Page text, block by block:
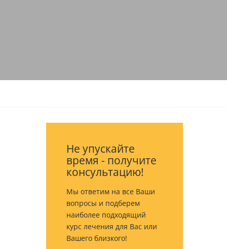
Не упускайте
время - получите
консультацию!
Мы ответим на все Ваши
вопросы и подберем
наиболее подходящий
курс лечения для Вас или
Вашего близкого!